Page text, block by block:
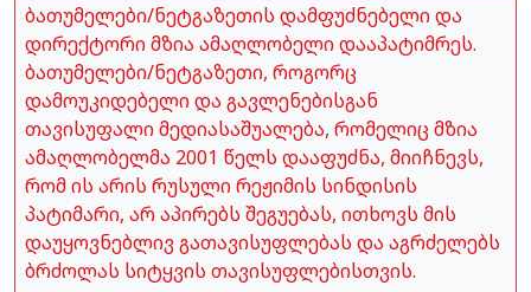
ბათუმელები/ნეტგაზეთის დამფუძნებელი და
დირექტორი მზია ამაღლობელი დააპატიმრეს.
ბათუმელები/ნეტგაზეთი, როგორც
დამოუკიდებელი და გავლენებისგან
თავისუფალი მედიასაშუალება, რომელიც მზია
ამაღლობელმა 2001 წელს დააფუძნა, მიიჩნევს,
რომ ის არის რუსული რეჟიმის სინდისის
პატიმარი, არ აპირებს შეგუებას, ითხოვს მის
დაუყოვნებლივ გათავისუფლებას და აგრძელებს
ბრძოლას სიტყვის თავისუფლებისთვის.